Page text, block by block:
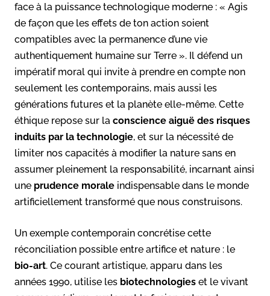
face à la puissance technologique moderne : « Agis
de façon que les effets de ton action soient
compatibles avec la permanence d’une vie
authentiquement humaine sur Terre ». Il défend un
impératif moral qui invite à prendre en compte non
seulement les contemporains, mais aussi les
générations futures et la planète elle-même. Cette
éthique repose sur la conscience aiguë des risques
induits par la technologie, et sur la nécessité de
limiter nos capacités à modifier la nature sans en
assumer pleinement la responsabilité, incarnant ainsi
une prudence morale indispensable dans le monde
artificiellement transformé que nous construisons.
Un exemple contemporain concrétise cette
réconciliation possible entre artifice et nature : le
bio-art. Ce courant artistique, apparu dans les
années 1990, utilise les biotechnologies et le vivant